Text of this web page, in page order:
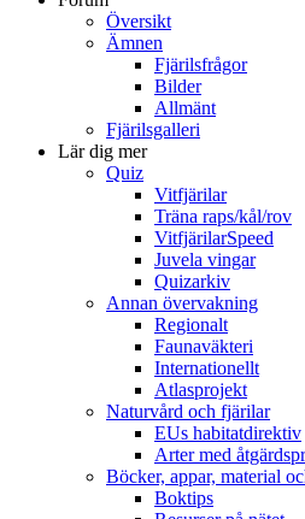
Översikt
Ämnen
Fjärilsfrågor
Bilder
Allmänt
Fjärilsgalleri
Lär dig mer
Quiz
Vitfjärilar
Träna raps/kål/rov
VitfjärilarSpeed
Juvela vingar
Quizarkiv
Annan övervakning
Regionalt
Faunaväkteri
Internationellt
Atlasprojekt
Naturvård och fjärilar
EUs habitatdirektiv
Arter med
Böcker, appar, material
Boktips